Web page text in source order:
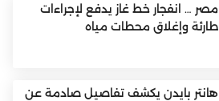
مصر … انفجار خط غاز يدفع لإجراءات
طارئة وإغلاق محطات مياه
هانتر بايدن يكشف تفاصيل صادمة عن